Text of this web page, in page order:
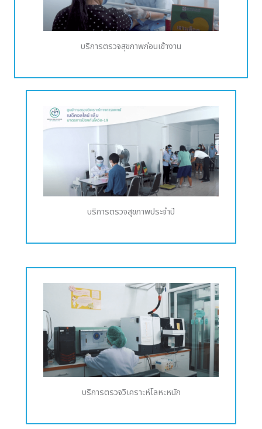
บริการตรวจสุขภาพก่อนเข้างาน
บริการตรวจสุขภาพประจำปี
บริการตรวจวิเคราะห์โลหะหนัก